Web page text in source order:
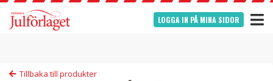
LOGGA IN PÅ MINA SIDOR
Tillbaka till produkter